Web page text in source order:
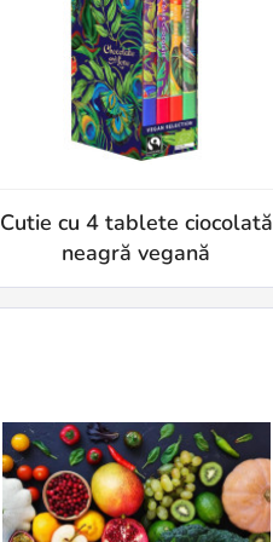
Cutie cu 4 tablete ciocolată
neagră vegană